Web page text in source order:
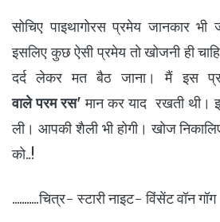
सोचिए पाइथागोरस प्रमेय जानकार भी
इसलिए कुछ ऐसी प्रमेय तो खोजनी ही
दर्द लेकर मत बैठ जाना। मैं इस
वालेपरमरस'मान कर याद रखती थी।
ली। आपकी शैली भी होगी। खोज
को..!
...........चित्र- स्टारी नाइट- विंसेंट वॉन गॉग